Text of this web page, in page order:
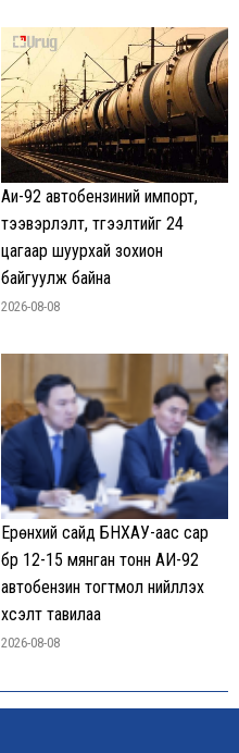
Аи-92 автобензиний импорт,
тээвэрлэлт, түгээлтийг 24
цагаар шуурхай зохион
байгуулж байна
2026-08-08
Ерөнхий сайд БНХАУ-аас сар
бүр 12-15 мянган тонн АИ-92
автобензин тогтмол нийлүүлэх
хүсэлт тавилаа
2026-08-08